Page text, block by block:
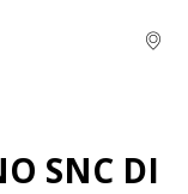
principale
SNC DI